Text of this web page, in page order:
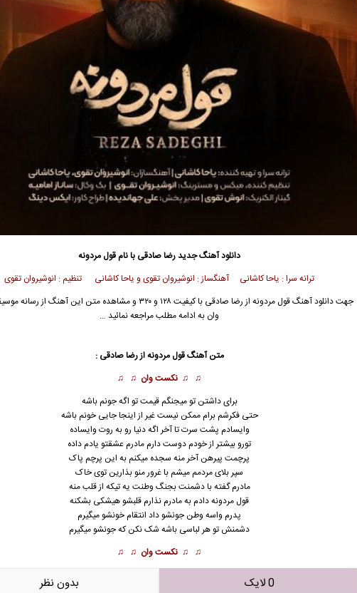
دانلود آهنگ جدیدرضا صادقی با نام قول مردونه
ترانه سرا : یاحا کاشانی آهنگساز : انوشیروان تقوی و یاحا کاشانی تنظیم : انوشیروان تقوی
جهتدانلود آهنگقول مردونه از رضا صادقی با کیفیت ۱۲۸ و ۳۲۰ و مشاهده متن این آهنگ از
رسانه
وان به ادامه مطلب مراجعه نمائید …
متن آهنگ قول مردونه ازرضا صادقی :
♫ ♫ نکست وان ♫ ♫
براى داشتن تو میجنگم قیمت تو اگه جونم باشه
حتى فکرشم برام ممکن نیست غیر از اینجا جایى خونم باشه
وایسادم پشت سرت تا آخر اگه دنیا رو به روت وایساده
تورو بیشتر از خودم دوست دارم مادرم عشقتو یادم داده
پرچمت پیرهن آخر منه سجده میکنم به این پرچم پاک
سپر بلای مردمم میشم با غرور منو بذارین توی خاک
مادرم گفته با دشمنت بجنگ وطنت یه تیکه از قلب منه
قول مردونه دادم به مادرم نذارم قلبشو هیشکی بشکنه
پدرم واسه وطن جونشو داد انتقام خونشو میگیرم
دشمنش تو هر لباسی باشه شک نکن که جونشو میگیرم
♫ ♫ نکست وان ♫ ♫
0 لایک بدون نظر